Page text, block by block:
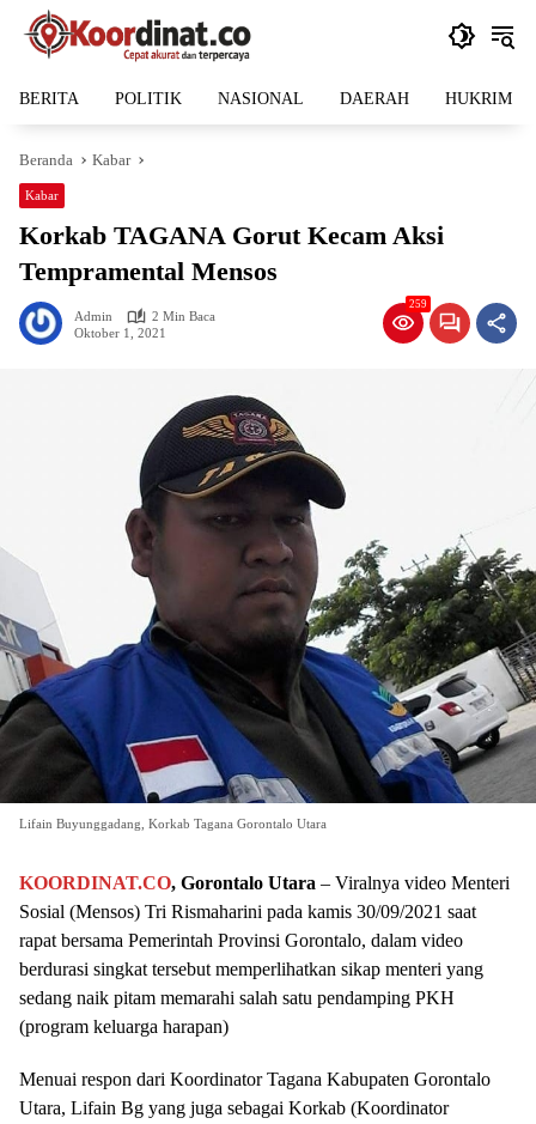
Langsung
BERITA POLITIK NASIONAL DAERAH HUKRIM
Beranda Kabar
Kabar
Korkab TAGANA Gorut Kecam Aksi
Tempramental Mensos
Admin
2 Min Baca
Oktober 1, 2021
259
Lifain Buyunggadang, Korkab Tagana Gorontalo Utara
KOORDINAT.CO, Gorontalo Utara – Viralnya video Menteri
Sosial (Mensos) Tri Rismaharini pada kamis 30/09/2021 saat
rapat bersama Pemerintah Provinsi Gorontalo, dalam video
berdurasi singkat tersebut memperlihatkan sikap menteri yang
sedang naik pitam memarahi salah satu pendamping PKH
(program keluarga harapan)
Menuai respon dari Koordinator Tagana Kabupaten Gorontalo
Utara, Lifain Bg yang juga sebagai Korkab (Koordinator